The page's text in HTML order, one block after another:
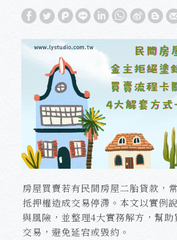
房屋買賣若有民間房屋二胎貸款，
抵押權造成交易停滯。本文以實例
與風險，並整理4大實務解方，幫
交易，避免延宕或毀約。